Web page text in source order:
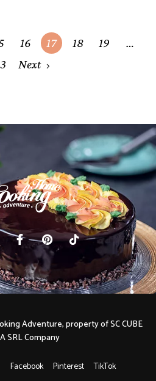
16 17 18 19
…
Next
Facebook Pinterest
TikTok
Adventure, property of SC CUBE
SRL Company